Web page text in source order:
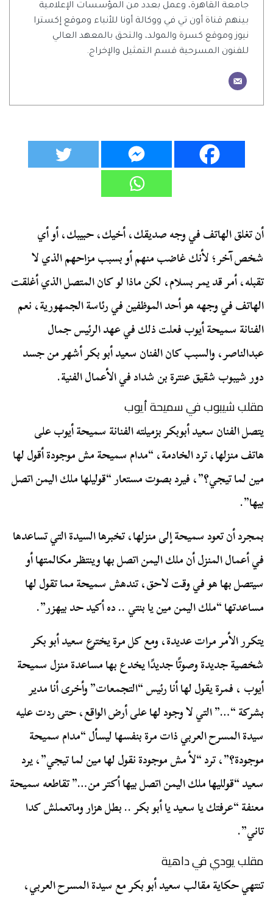
جامعة القاهرة، وعمل بعدد من المؤسسات الإعلامية
بينهم قناة أون تي في ووكالة أونا للأنباء وموقع إكسترا
نيوز وموقع كسرة والمولد، والتحق بالمعهد العالي
للفنون المسرحية قسم التمثيل والإخراج.
أن تغلق الهاتف في وجه صديقك، أخيك، حبيبك، أو أي
شخص آخر؛ لأنك غاضب منهم أو بسبب مزاحهم الذي لا
تقبله، أمر قد يمر بسلام، لكن ماذا لو كان المتصل الذي أغلقت
الهاتف في وجهه هو أحد الموظفين في رئاسة الجمهورية، نعم
الفنانة سميحة أيوب فعلت ذلك في عهد الرئيس جمال
عبدالناصر، والسبب كان الفنان سعيد أبو بكر أشهر من جسد
دور شيبوب شقيق عنترة بن شداد في الأعمال الفنية.
مقلب شيبوب في سميحة أيوب
يتصل الفنان سعيد أبوبكر بزميلته الفنانة سميحة أيوب على
هاتف منزلها، ترد الخادمة، “مدام سميحة مش موجودة أقول لها
مين لما تيجي؟”، فيرد بصوت مستعار “قوليلها ملك اليمن اتصل
بيها”.
بمجرد أن تعود سميحة إلى منزلها، تخبرها السيدة التي تساعدها
في أعمال المنزل أن ملك اليمن اتصل بها وينتظر مكالمتها أو
سيتصل بها هو في وقت لاحق، تندهش سميحة مما تقول لها
مساعدتها “ملك اليمن مين يا بنتي .. ده أكيد حد بيهزر”.
يتكرر الأمر مرات عديدة، ومع كل مرة يخترع سعيد أبو بكر
شخصية جديدة وصوتًا جديدًا يخدع بها مساعدة منزل سميحة
أيوب ، فمرة يقول لها أنا رئيس “التجمعات” وأخرى أنا مدير
بشركة “…” التي لا وجود لها على أرض الواقع، حتى ردت عليه
سيدة المسرح العربي ذات مرة بنفسها ليسأل “مدام سميحة
موجودة؟”، ترد “لأ مش موجودة نقول لها مين لما تيجي”، يرد
سعيد “قولليها ملك اليمن اتصل بيها أكتر من…” تقاطعه سميحة
معنفة “عرفتك يا سعيد يا أبو بكر .. بطل هزار وماتعملش كدا
تاني”.
مقلب يودي في داهية
تنتهي حكاية مقالب سعيد أبو بكر مع سيدة المسرح العربي،